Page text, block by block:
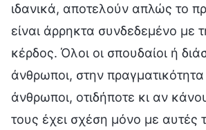
ιδανικά, αποτελούν απλώς το
είναι άρρηκτα συνδεδεμένο με
κέρδος. Όλοι οι σπουδαίοι ή
άνθρωποι, στην πραγματικότητα
άνθρωποι, οτιδήποτε κι αν
τους έχει σχέση μόνο με αυτές